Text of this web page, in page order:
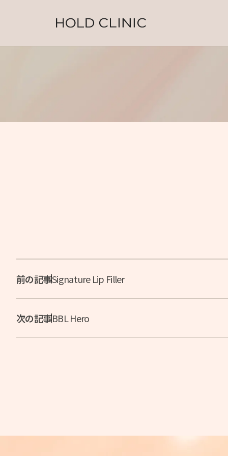
前の記事Signature Lip Filler
次の記事BBL Hero